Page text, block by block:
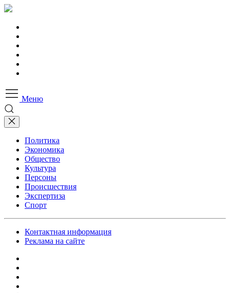
Меню
Политика
Экономика
Общество
Культура
Персоны
Происшествия
Экспертиза
Спорт
Контактная информация
Реклама на сайте